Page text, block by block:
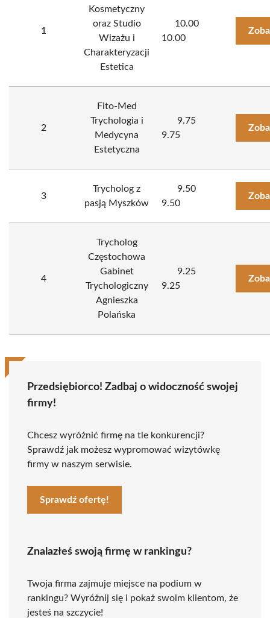
1
Kosmetyczny
oraz Studio
Wizażu i
Charakteryzacji
Estetica
10.00
10.00
2
Fito-Med
Trychologia i
Medycyna
Estetyczna
9.75
9.75
3
Trycholog z
pasją Myszków
9.50
9.50
4
Trycholog
Częstochowa
Gabinet
Trychologiczny
Agnieszka
Polańska
9.25
9.25
Przedsiębiorco! Zadbaj o widoczność swojej
firmy!
Chcesz wyróżnić firmę na tle konkurencji?
Sprawdź jak możesz wypromować wizytówkę
firmy w naszym serwisie.
Sprawdź ofertę!
Znalazłeś swoją firmę w rankingu?
Twoja firma zajmuje miejsce na podium w
rankingu? Wyróżnij się i pokaż swoim klientom, że
jesteś na szczycie!